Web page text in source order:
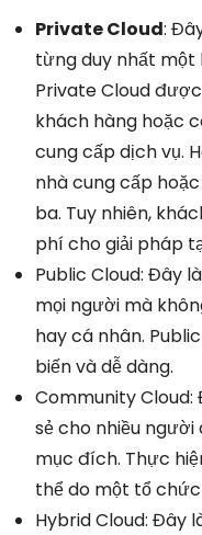
Private Cloud:
từng duy nhất một
Private Cloud
khách hàng hoặc
cung cấp dịch vụ.
nhà cung cấp
ba. Tuy nhiên,
phí cho giải pháp
Public Cloud: Đây
mọi người mà
hay cá nhân.
biến và dễ dàng.
Community
sẻ cho nhiều
mục đích. Thực
thể do một tổ
Hybrid Cloud: Đây